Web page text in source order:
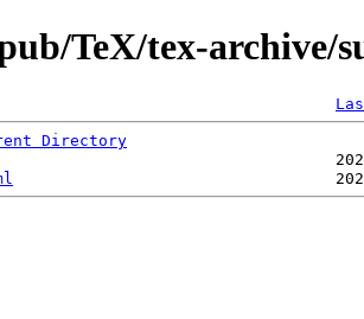
TeX/tex-archive/
Directory